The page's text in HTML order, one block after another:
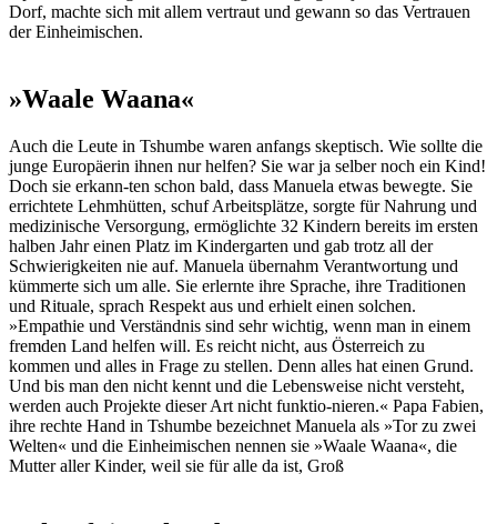
Dorf, machte sich mit allem vertraut und gewann so das Vertrauen
der Einheimischen.
»Waale Waana«
Auch die Leute in Tshumbe waren anfangs skeptisch. Wie sollte die
junge Europäerin ihnen nur helfen? Sie war ja selber noch ein Kind!
Doch sie erkann-ten schon bald, dass Manuela etwas bewegte. Sie
errichtete Lehmhütten, schuf Arbeitsplätze, sorgte für Nahrung und
medizinische Versorgung, ermöglichte 32 Kindern bereits im ersten
halben Jahr einen Platz im Kindergarten und gab trotz all der
Schwierigkeiten nie auf. Manuela übernahm Verantwortung und
kümmerte sich um alle. Sie erlernte ihre Sprache, ihre Traditionen
und Rituale, sprach Respekt aus und erhielt einen solchen.
»Empathie und Verständnis sind sehr wichtig, wenn man in einem
fremden Land helfen will. Es reicht nicht, aus Österreich zu
kommen und alles in Frage zu stellen. Denn alles hat einen Grund.
Und bis man den nicht kennt und die Lebensweise nicht versteht,
werden auch Projekte dieser Art nicht funktio-nieren.« Papa Fabien,
ihre rechte Hand in Tshumbe bezeichnet Manuela als »Tor zu zwei
Welten« und die Einheimischen nennen sie »Waale Waana«, die
Mutter aller Kinder, weil sie für alle da ist, Groß